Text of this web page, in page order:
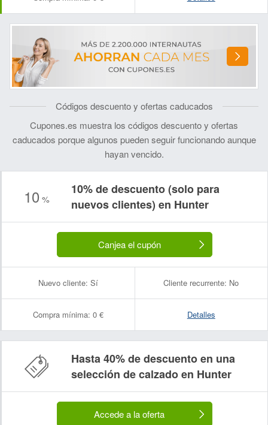
Códigos descuento y ofertas caducados
Cupones.es muestra los códigos descuento y ofertas
caducados porque algunos pueden seguir funcionando aunque
hayan vencido.
10 %
10% de descuento (solo para
nuevos clientes) en Hunter
Canjea el cupón
Nuevo cliente: Sí Cliente recurrente: No
Compra mínima: 0 € Detalles
Hasta 40% de descuento en una
selección de calzado en Hunter
Accede a la oferta